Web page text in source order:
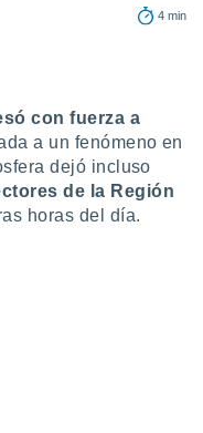
4 min
con fuerza a
a un fenómeno en
dejó incluso
de la Región
horas del día.